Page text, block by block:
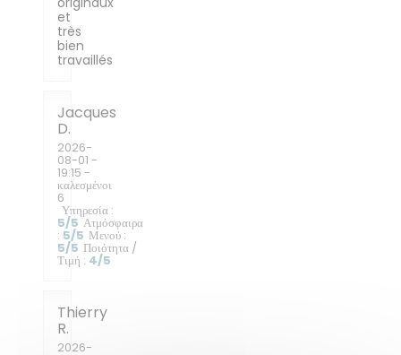
et
très
bien
travaillés
Jacques
D
2026-
08-01 -
19:15 -
καλεσμένοι
6
Υπηρεσία :
5/5 Ατμόσφαιρα
: 5/5 Μενού :
5/5 Ποιότητα /
Τιμή : 4/5
Thierry
R
2026-